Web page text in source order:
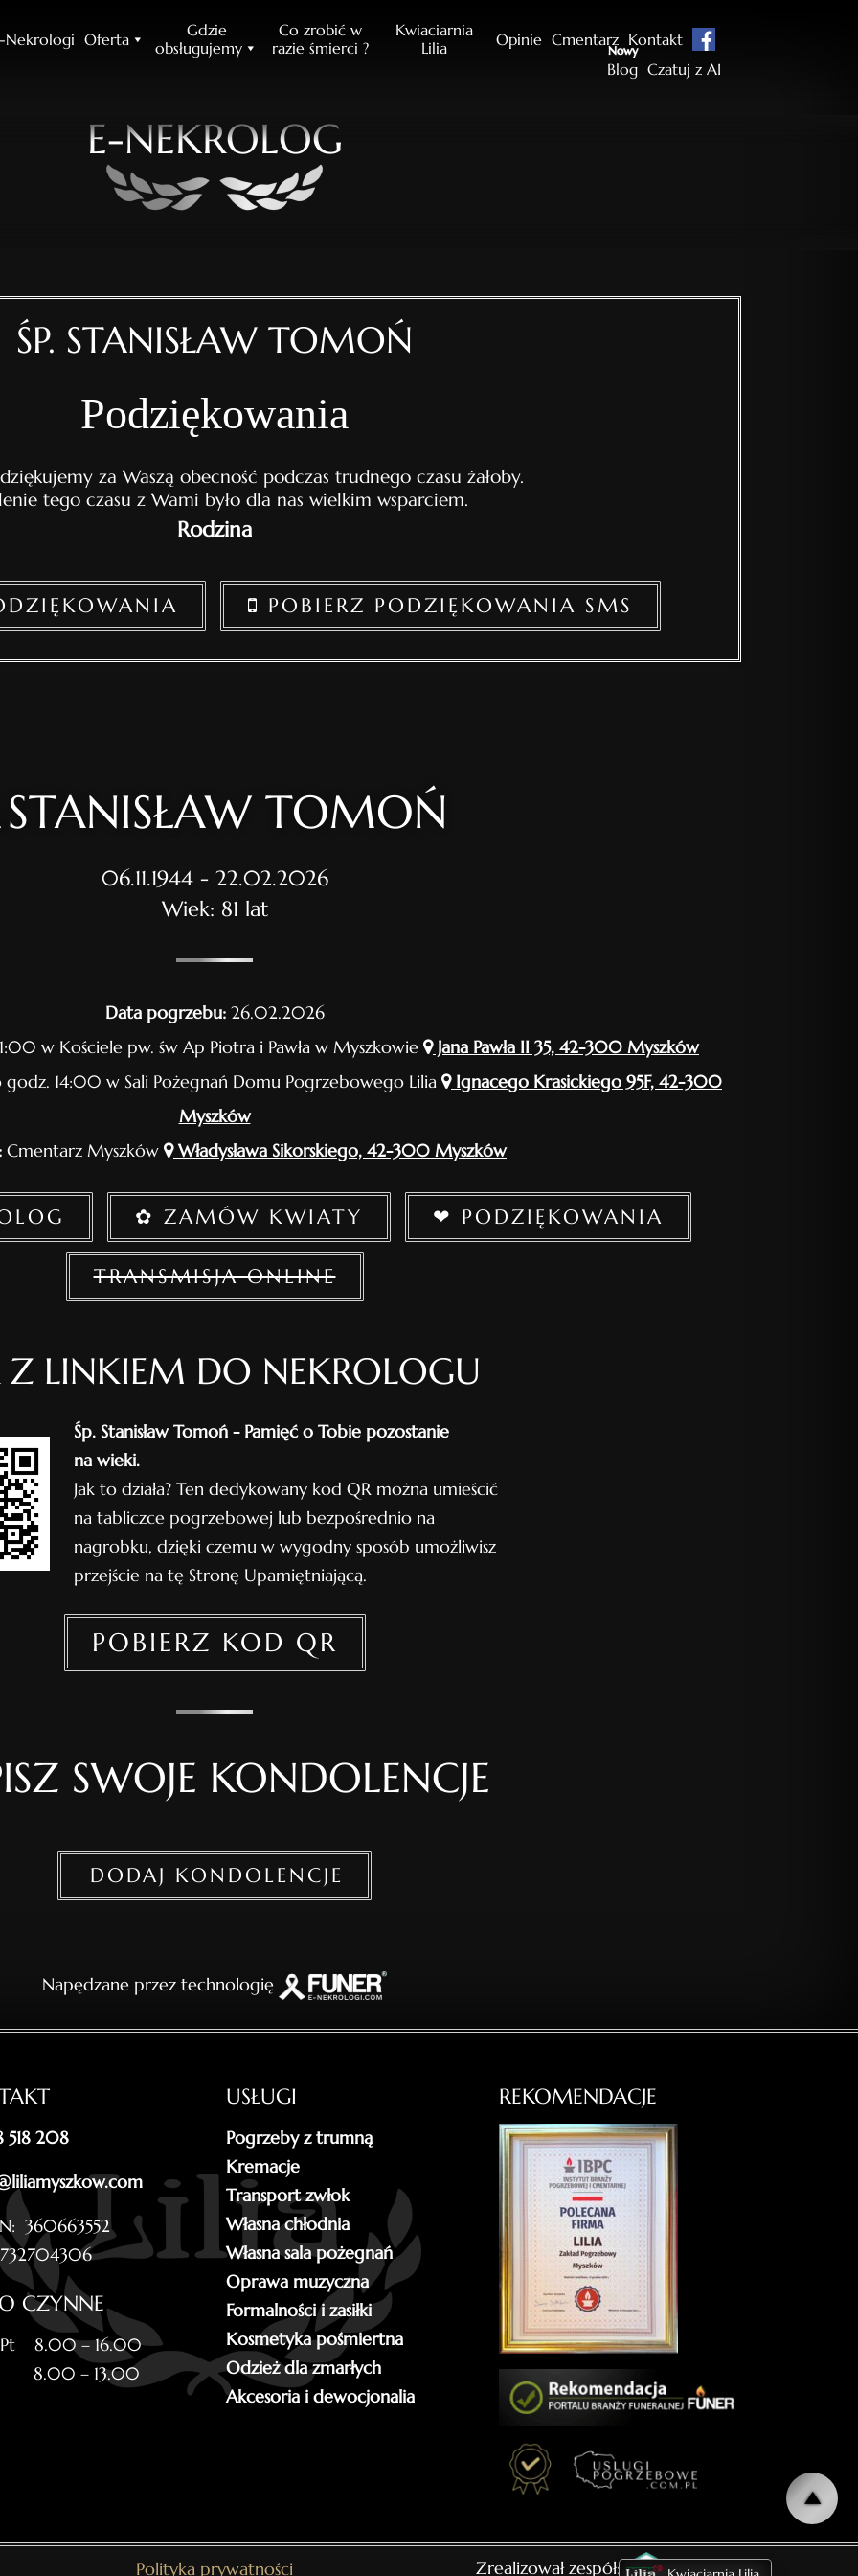
Nekrologi Oferta
Gdzie
obsługujemy
Co zrobić w
razie śmierci ?
Kwiaciarnia
Lilia
Opinie Cmentarz Kontakt
Blog
Nowy
Czatuj z AI
E-NEKROLOG
ŚP. STANISŁAW TOMOŃ
Podziękowania
za Waszą obecność podczas trudnego czasu żałoby.
tego czasu z Wami było dla nas wielkim wsparciem.
Rodzina
POBIERZ PODZIĘKOWANIA SMS
STANISŁAW TOMOŃ
06.11.1944 - 22.02.2026
Wiek: 81 lat
Data pogrzebu:26.02.2026
w Kościele pw. św Ap Piotra i Pawła w Myszkowie
Jana Pawła II 35, 42-300 Myszków
14:00 w Sali Pożegnań Domu Pogrzebowego Lilia
Ignacego Krasickiego 95F, 42-300
Myszków
Cmentarz Myszków Władysława Sikorskiego, 42-300 Myszków
✿ ZAMÓW KWIATY ❤ PODZIĘKOWANIA
TRANSMISJA ONLINE
Z LINKIEM DO NEKROLOGU
Śp. Stanisław Tomoń - Pamięć o Tobie pozostanie
na wieki.
Jak to działa? Ten dedykowany kod QR można umieścić
na tabliczce pogrzebowej lub bezpośrednio na
nagrobku, dzięki czemu w wygodny sposób umożliwisz
przejście na tę Stronę Upamiętniającą.
POBIERZ KOD QR
SWOJE KONDOLENCJE
DODAJ KONDOLENCJE
Napędzane przez technologię
518 208
360663552
CZYNNE
Pt 8.00 – 16.00
8.00 – 13.00
USŁUGI
Pogrzeby z trumną
Kremacje
Transport zwłok
Własna chłodnia
Własna sala pożegnań
Oprawa muzyczna
Formalności i zasiłki
Kosmetyka pośmiertna
Odzież dla zmarłych
Akcesoria i dewocjonalia
REKOMENDACJE
Polityka prywatności Zrealizował zespół: